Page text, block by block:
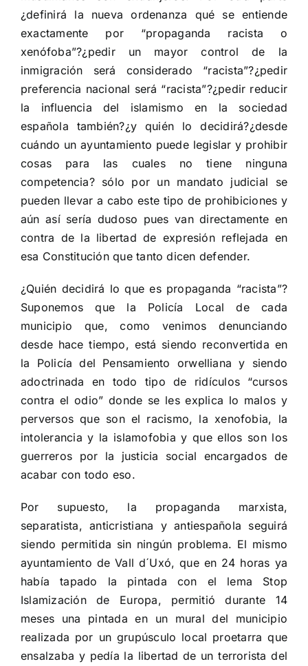
¿definirá la nueva ordenanza qué se entiende
exactamente por “propaganda racista o
xenófoba”?¿pedir un mayor control de la
inmigración será considerado “racista”?¿pedir
preferencia nacional será “racista”?¿pedir reducir
la influencia del islamismo en la sociedad
española también?¿y quién lo decidirá?¿desde
cuándo un ayuntamiento puede legislar y prohibir
cosas para las cuales no tiene ninguna
competencia? sólo por un mandato judicial se
pueden llevar a cabo este tipo de prohibiciones y
aún así sería dudoso pues van directamente en
contra de la libertad de expresión reflejada en
esa Constitución que tanto dicen defender.
¿Quién decidirá lo que es propaganda “racista”?
Suponemos que la Policía Local de cada
municipio que, como venimos denunciando
desde hace tiempo, está siendo reconvertida en
la Policía del Pensamiento orwelliana y siendo
adoctrinada en todo tipo de ridículos “cursos
contra el odio” donde se les explica lo malos y
perversos que son el racismo, la xenofobia, la
intolerancia y la islamofobia y que ellos son los
guerreros por la justicia social encargados de
acabar con todo eso.
Por supuesto, la propaganda marxista,
separatista, anticristiana y antiespañola seguirá
siendo permitida sin ningún problema. El mismo
ayuntamiento de Vall d´Uxó, que en 24 horas ya
había tapado la pintada con el lema Stop
Islamización de Europa, permitió durante 14
meses una pintada en un mural del municipio
realizada por un grupúsculo local proetarra que
ensalzaba y pedía la libertad de un terrorista del